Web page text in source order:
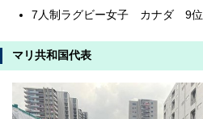
7人制ラグビー女子 カナダ 9位
マリ共和国代表